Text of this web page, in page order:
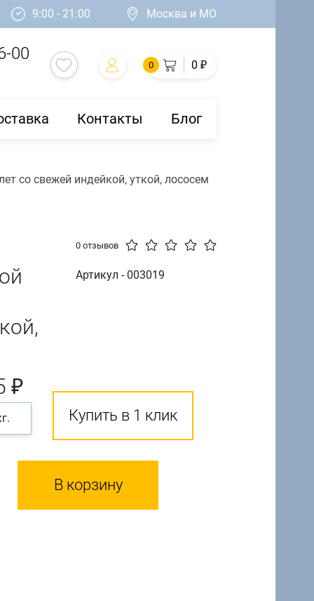
9:00 - 21:00 Москва и МО
00
0 0 ₽
Контакты Блог
со свежей индейкой, уткой, лососем
0 отзывов
Артикул - 003019
₽
Купить в 1 клик
В корзину